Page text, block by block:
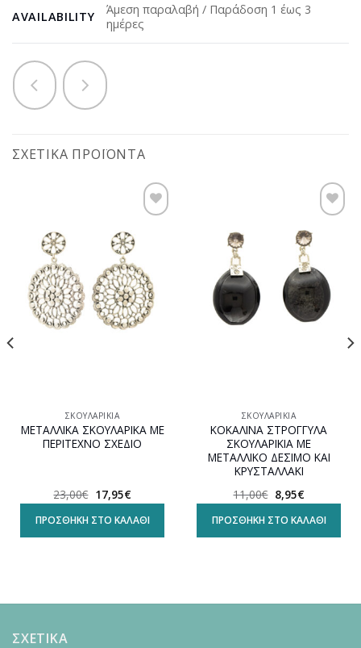
AVAILABILITY
Άμεση παραλαβή / Παράδοση 1 έως 3
ημέρες
ΣΧΕΤΙΚΆ ΠΡΟΪΌΝΤΑ
Προσθήκη
wishlist
ΣΚΟΥΛΑΡΊΚΙΑ
ΜΕΤΑΛΛΙΚΑ ΣΚΟΥΛΑΡΙΚΑ ΜΕ
ΠΕΡΙΤΕΧΝΟ ΣΧΕΔΙΟ
23,00€ Original
price
was:
23,00€.
17,95€Η
τρέχουσα
τιμή
είναι:
17,95€.
ΠΡΟΣΘΉΚΗ ΣΤΟ ΚΑΛΆΘΙ
Προσθήκη
στη
wishlist
ΣΚΟΥΛΑΡΊΚΙΑ
ΚΟΚΑΛΙΝΑ ΣΤΡΟΓΓΥΛΑ
ΣΚΟΥΛΑΡΙΚΙΑ ΜΕ
ΜΕΤΑΛΛΙΚΟ ΔΕΣΙΜΟ ΚΑΙ
ΚΡΥΣΤΑΛΛΑΚΙ
11,00€ Original
price
was:
11,00€.
8,95€Η
τρέχουσα
τιμή
είναι:
8,95€.
ΠΡΟΣΘΉΚΗ ΣΤΟ ΚΑΛΆΘΙ
ΣΧΕΤΙΚΑ